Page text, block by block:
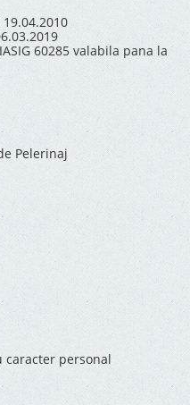
60285 valabila pana la
Pelerinaj
caracter personal